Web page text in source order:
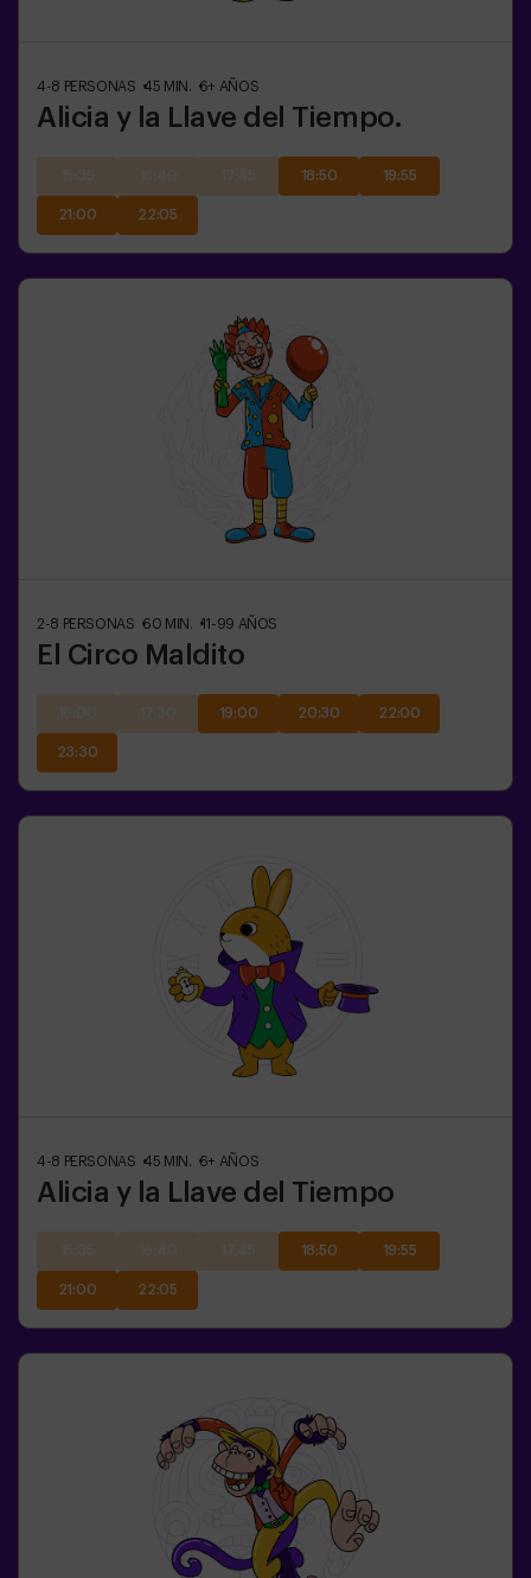
4-8 PERSONAS 45 MIN. 6+ AÑOS
Alicia y la Llave del Tiempo.
18:50 19:55
21:00 22:05
2-8 PERSONAS 60 MIN. 11-99 AÑOS
El Circo Maldito
19:00 20:30 22:00
23:30
4-8 PERSONAS 45 MIN. 6+ AÑOS
Alicia y la Llave del Tiempo
18:50 19:55
21:00 22:05